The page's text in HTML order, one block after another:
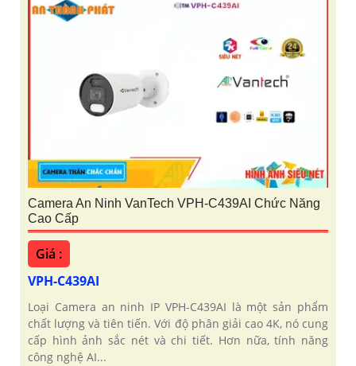
Camera An Ninh VanTech VPH-C439AI Chức Năng
Cao Cấp
Giá :
VPH-C439AI
Loại Camera an ninh IP VPH-C439AI là một sản phẩm
chất lượng và tiên tiến. Với độ phân giải cao 4K, nó cung
cấp hình ảnh sắc nét và chi tiết. Hơn nữa, tính năng
công nghệ AI...